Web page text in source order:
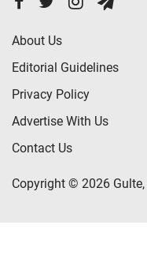
About Us
Editorial Guidelines
Privacy Policy
Advertise With Us
Contact Us
Copyright © 2026 Gulte,